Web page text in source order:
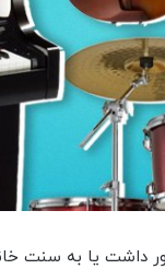
داشت یا به سنت